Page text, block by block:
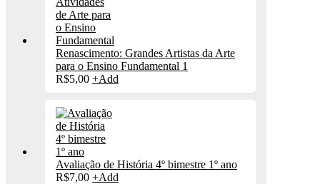
Renascimento: Grandes Artistas da Arte
para o Ensino Fundamental 1
R$5,00 +Add
Avaliação de História 4º bimestre 1º ano
R$7,00 +Add